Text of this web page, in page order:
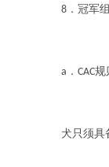
8 ．冠军
a ． CAC规
犬只须具